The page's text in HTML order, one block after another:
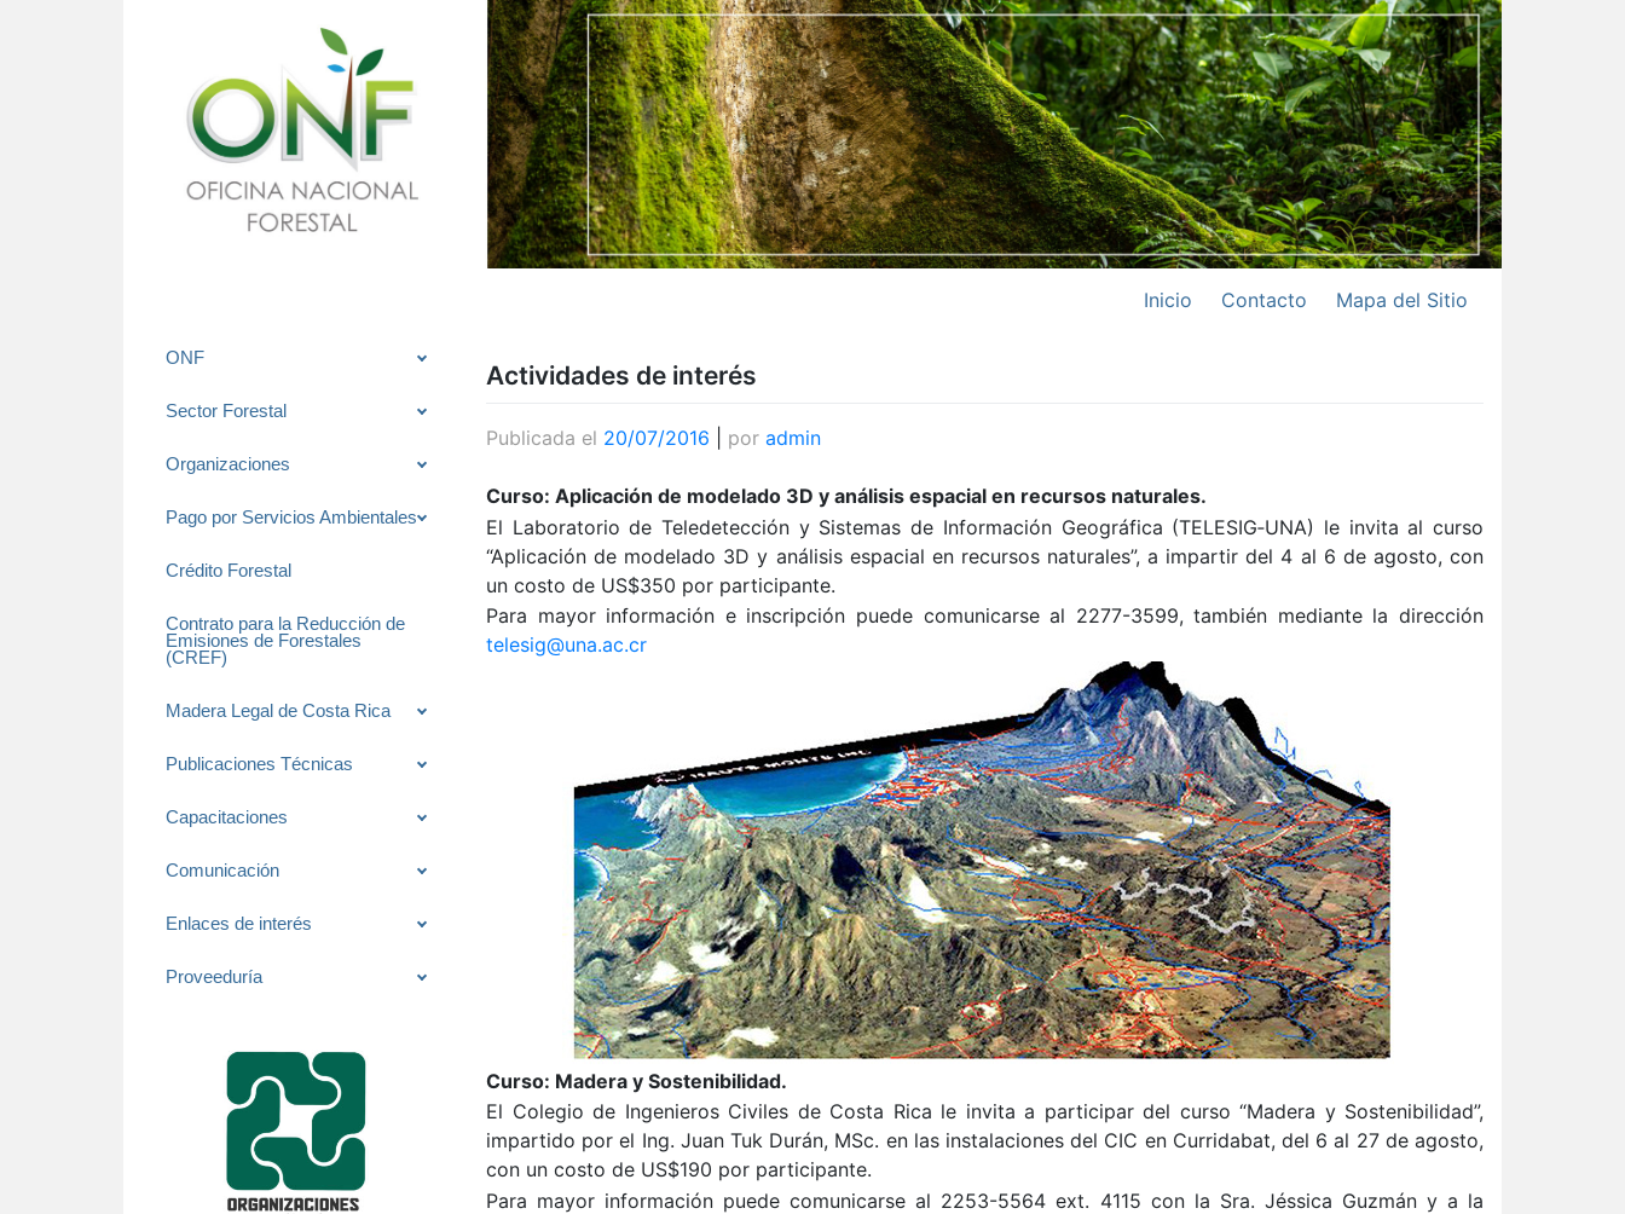
Inicio Contacto
Mapa del Sitio
ONF
Sector Forestal
Organizaciones
Pago por Servicios Ambientales
Crédito Forestal
Contrato para la Reducción de
Emisiones de Forestales
(CREF)
Madera Legal de Costa Rica
Publicaciones Técnicas
Capacitaciones
Comunicación
Enlaces de interés
Proveeduría
Actividades de interés
Publicada el 20/07/2016 por admin
Curso: Aplicación de modelado 3D y análisis espacial en recursos naturales.
El Laboratorio de Teledetección y Sistemas de Información Geográfica (TELESIG‐UNA) le invita al curso
“Aplicación de modelado 3D y análisis espacial en recursos naturales”, a impartir del 4 al 6 de agosto, con
un costo de US$350 por participante.
Para mayor información e inscripción puede comunicarse al 2277-3599, también mediante la dirección
telesig@una.ac.cr
Curso: Madera y Sostenibilidad.
El Colegio de Ingenieros Civiles de Costa Rica le invita a participar del curso “Madera y Sostenibilidad”,
impartido por el Ing. Juan Tuk Durán, MSc. en las instalaciones del CIC en Curridabat, del 6 al 27 de agosto,
con un costo de US$190 por participante.
Para mayor información puede comunicarse al 2253-5564 ext. 4115 con la Sra. Jéssica Guzmán y a la